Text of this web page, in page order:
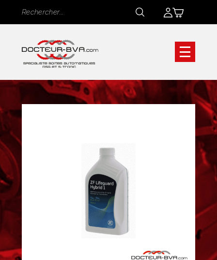
Rechercher
Rechercher